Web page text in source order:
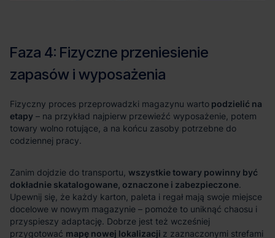
podzielić na
etapy
wszystkie towary powinny być
dokładnie skatalogowane, oznaczone i zabezpieczone
mapę nowej lokalizacji